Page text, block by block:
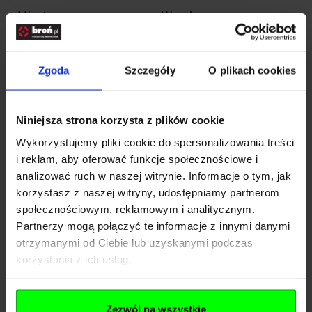
Zgoda Szczegóły O plikach cookies
Niniejsza strona korzysta z plików cookie
Wykorzystujemy pliki cookie do spersonalizowania treści
i reklam, aby oferować funkcje społecznościowe i
analizować ruch w naszej witrynie. Informacje o tym, jak
korzystasz z naszej witryny, udostępniamy partnerom
społecznościowym, reklamowym i analitycznym.
Partnerzy mogą połączyć te informacje z innymi danymi
otrzymanymi od Ciebie lub uzyskanymi podczas
korzystania z ich usług.
Zezwól na wszystkie
Miasto
Wrocław
E-mail
info@entirem.com
Telefon
+48 71 317 80 00
Pliki do pobrania
Znaleźliśmy inne produkty,
które mogą Cię zainteresować!
20% rabatu